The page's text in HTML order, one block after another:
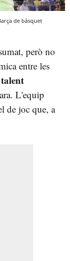
de bàsquet
però no
entre les
talent
L'equip
de joc que, a